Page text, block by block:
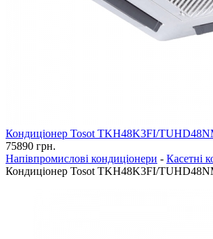
Кондиціонер Tosot TKH48K3FI/
75890 грн.
Напівпромислові кондиціонери - Касетні
Кондиціонер Tosot TKH48K3FI/